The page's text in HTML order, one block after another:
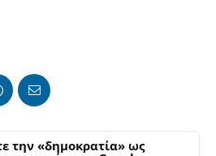
την «δημοκρατία» ως